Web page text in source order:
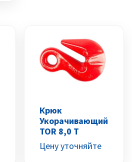
Крюк
Укорачивающий
TOR 8,0 Т
Цену уточняйте